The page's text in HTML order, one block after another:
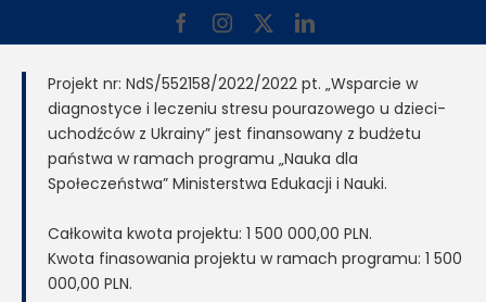
FacebookInstagram LinkedIn
Projekt nr: NdS/552158/2022/2022 pt. „Wsparcie w
diagnostyce i leczeniu stresu pourazowego u dzieci-
uchodźców z Ukrainy” jest finansowany z budżetu
państwa w ramach programu „Nauka dla
Społeczeństwa” Ministerstwa Edukacji i Nauki.
Całkowita kwota projektu: 1 500 000,00 PLN.
Kwota finasowania projektu w ramach programu: 1 500
000,00 PLN.